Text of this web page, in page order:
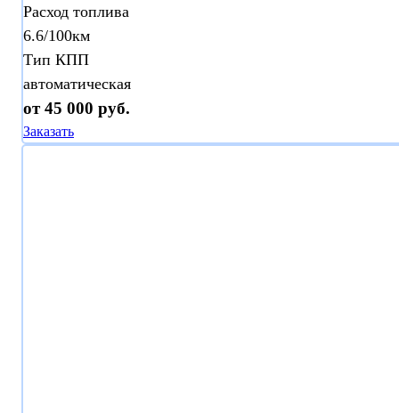
Расход топлива
6.6/100км
Тип КПП
автоматическая
от 45 000 руб.
Заказать